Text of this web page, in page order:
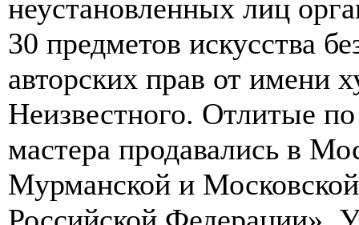
неустановленных лиц
30 предметов искусства
авторских прав от имени
Неизвестного. Отлитые
мастера продавались в
Мурманской и